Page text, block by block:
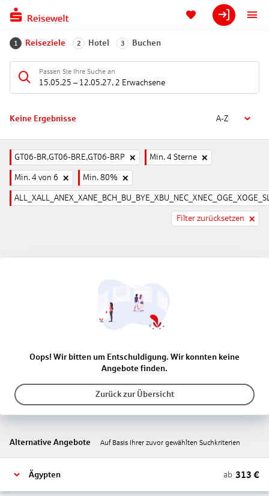
1 Reiseziele 2 Hotel 3 Buchen
Passen Sie Ihre Suche an
15.05.25 – 12.05.27, 2 Erwachsene
Keine Ergebnisse A-Z
GT06-BR,GT06-BRE,GT06-BRP Min. 4 Sterne
Min. 4 von 6 Min. 80%
Filter zurücksetzen
Oops! Wir bitten um Entschuldigung. Wir konnten keine
Angebote finden.
Zurück zur Übersicht
Alternative Angebote Auf Basis Ihrer zuvor gewählten Suchkriterien
Ägypten ab 313 €